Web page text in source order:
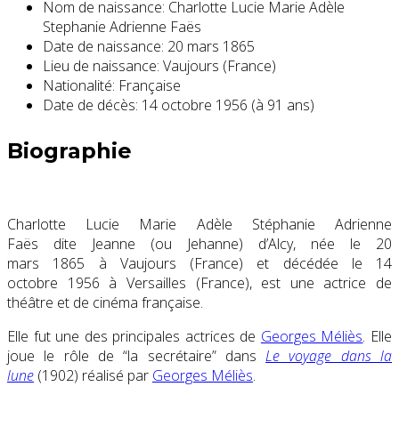
Nom de naissance: Charlotte Lucie Marie Adèle
Stephanie Adrienne Faës
Date de naissance: 20 mars 1865
Lieu de naissance: Vaujours (France)
Nationalité: Française
Date de décès: 14 octobre 1956 (à 91 ans)
Biographie
Charlotte Lucie Marie Adèle Stéphanie Adrienne
Faës dite Jeanne (ou Jehanne) d’Alcy, née le 20
mars 1865 à Vaujours (France) et décédée le 14
octobre 1956 à Versailles (France), est une actrice de
théâtre et de cinéma française.
Elle fut une des principales actrices de Georges Méliès. Elle
joue le rôle de “la secrétaire” dansLe voyage dans la
lune (1902) réalisé par Georges Méliès.